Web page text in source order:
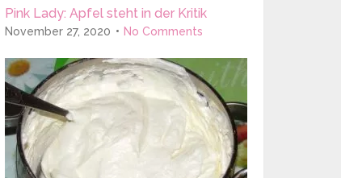
Pink Lady: Apfel steht in der Kritik
November 27, 2020 No Comments